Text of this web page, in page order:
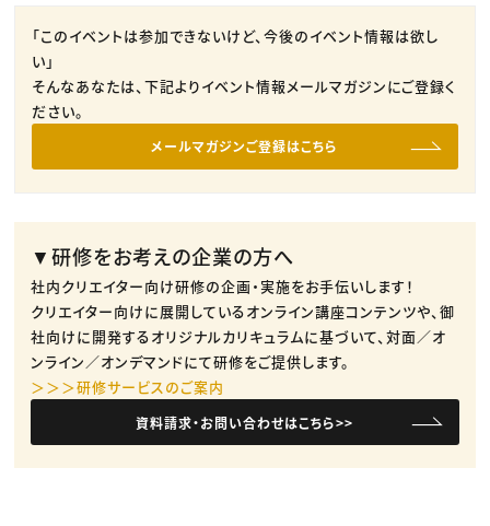
「このイベントは参加できないけど、今後のイベント情報は欲し
い」
そんなあなたは、下記よりイベント情報メールマガジンにご登録く
ださい。
メールマガジンご登録はこちら
▼研修をお考えの企業の方へ
社内クリエイター向け研修の企画・実施をお手伝いします！
クリエイター向けに展開しているオンライン講座コンテンツや、御
社向けに開発するオリジナルカリキュラムに基づいて、対面／オ
ンライン／オンデマンドにて研修をご提供します。
＞＞＞研修サービスのご案内
資料請求・お問い合わせはこちら>>